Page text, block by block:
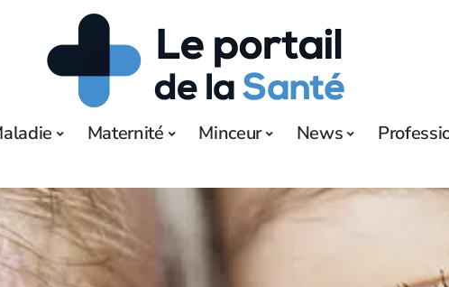
Maternité Minceur News